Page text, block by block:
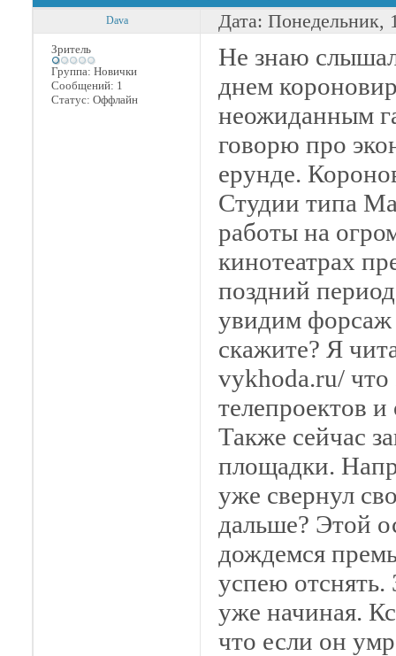
Dava Дата:
Зритель
Группа: Новички
Сообщений: 1
Статус: Оффлайн
Не знаю
днем
неожиданным
говорю про
ерунде.
Студии типа
работы на
кинотеатрах
поздний
увидим форсаж
скажите? Я
vykhoda.ru/ что
телепроектов
Также сейчас
площадки.
уже свернул
дальше? Этой
дождемся
успею отснять.
уже начиная.
что если он